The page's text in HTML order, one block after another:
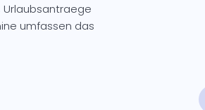
Urlaubsantraege
umfassen das